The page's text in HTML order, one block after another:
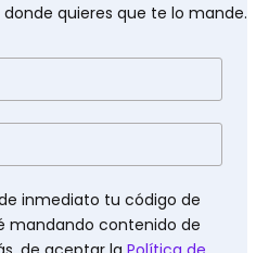
quieres que te lo mande.
inmediato tu código de
mandando contenido de